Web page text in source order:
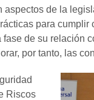
aspectos de la
para cumplir
de su relación
por tanto, las
Riscos